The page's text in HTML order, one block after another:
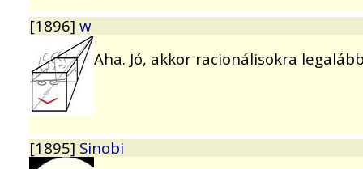
[1896] w
Aha. Jó, akkor racionálisokra
[1895] Sinobi